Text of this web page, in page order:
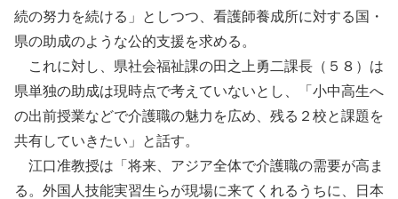
続の努力を続ける」としつつ、看護師養成所に対する国・
県の助成のような公的支援を求める。
これに対し、県社会福祉課の田之上勇二課長（５８）は
県単独の助成は現時点で考えていないとし、「小中高生へ
の出前授業などで介護職の魅力を広め、残る２校と課題を
共有していきたい」と話す。
江口准教授は「将来、アジア全体で介護職の需要が高ま
る。外国人技能実習生らが現場に来てくれるうちに、日本